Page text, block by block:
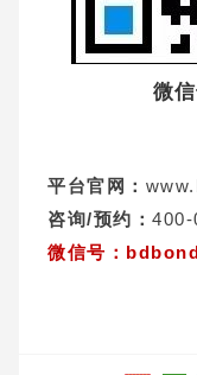
微
平台官网：
咨询/预约： 400-
微信号：